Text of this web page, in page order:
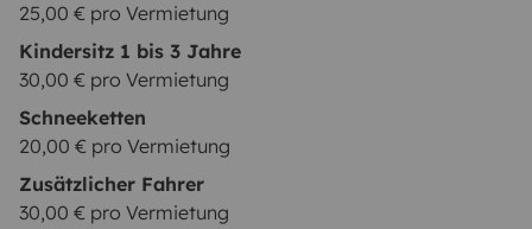
25,00 € pro Vermietung
Kindersitz 1 bis 3 Jahre
30,00 € pro Vermietung
Schneeketten
20,00 € pro Vermietung
Zusätzlicher Fahrer
30,00 € pro Vermietung